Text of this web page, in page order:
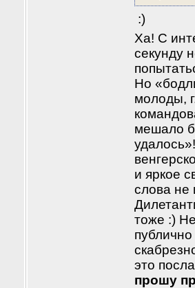
:)
Ха! С
секунду
Но
молоды,
мешало
и яркое
слова не
тоже :)
это
прошу